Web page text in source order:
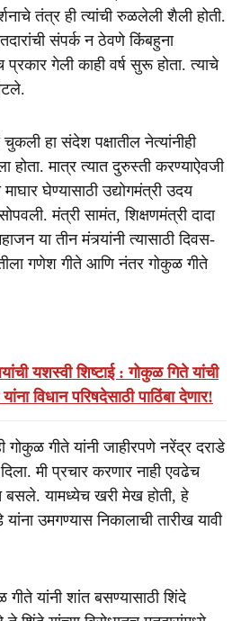
तंत्र ही त्यांची रुळलेली शैली होती.
संपर्क न ठेवणे किंबहुना
प्रकार गेली काही वर्ष सुरू होता. त्याचे
हा संदेश पक्षातील नेत्यांनीही
होता. मात्र त्यात दुरुस्ती करण्याऐवजी
घेण्यासाठी उद्योगमंत्री उदय
मंत्री सामंत, शिक्षणमंत्री दादा
या तीन मंत्र्यांनी त्यासाठी दिवस-
गणेश गीते आणि नंतर गोकुळ गीते
यशस्वी शिष्टाई : गोकुळ गिते यांची
विधान परिषदेसाठी पाठिंबा देणार!
गोकुळ गीते यांनी जाहीरपणे नरेंद्र दराडे
मी प्रचार करणार नाही एवढेच
यामध्येच खरी मेख होती, हे
यांना उमगण्यास निकालाची तारीख यावी
यांनी शांत बसण्यासाठी शिंदे